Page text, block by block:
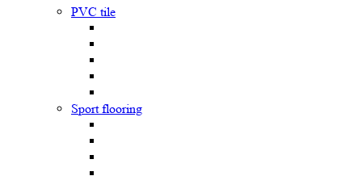
PVC tile
Sport flooring